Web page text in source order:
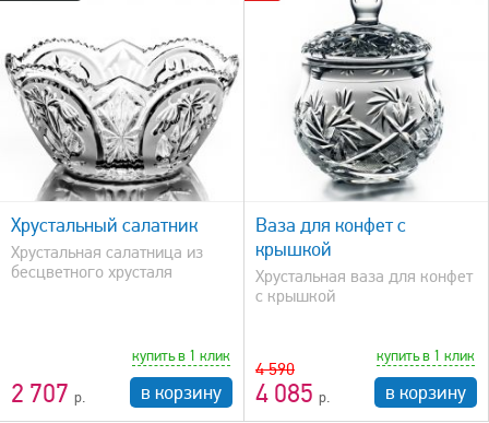
Хрустальный салатник
Хрустальная салатница из
бесцветного хрусталя
2 707
купить в 1 клик
в корзину
быстрый просмотр
Ваза для конфет с
крышкой
Хрустальная ваза для конфет
с крышкой
4 590
4 085
купить в 1 клик
в корзину